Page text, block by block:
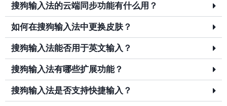
搜狗输入法的云端同步功能有什么用？
如何在搜狗输入法中更换皮肤？
搜狗输入法能否用于英文输入？
搜狗输入法有哪些扩展功能？
搜狗输入法是否支持快捷输入？